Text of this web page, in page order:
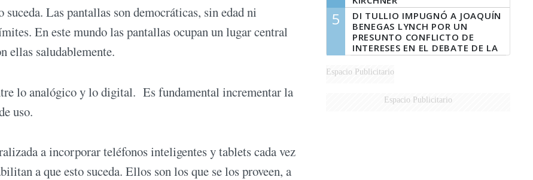
Las pantallas son democráticas, sin edad ni
En este mundo las pantallas ocupan un lugar central
ellas saludablemente.
lo analógico y lo digital. Es fundamental incrementar la
uso.
a incorporar teléfonos inteligentes y tablets cada vez
a que esto suceda. Ellos son los que se los proveen, a
5
DI TULLIO IMPUGNÓ A JOAQUÍN
BENEGAS LYNCH POR UN
PRESUNTO CONFLICTO DE
INTERESES EN EL DEBATE DE LA
LEY DE TIERRAS
Espacio Publicitario
Espacio Publicitario